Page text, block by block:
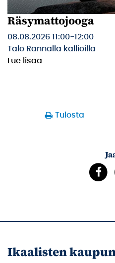
Räsymattojooga
08.08.2026 11:00-12:00
Talo Rannalla kallioilla
Lue lisää
Tulosta
Ikaalisten